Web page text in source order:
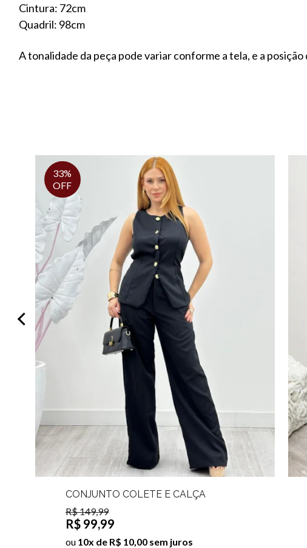
Cintura: 72cm
Quadril: 98cm
A tonalidade da peça pode variar conforme a tela, e a
33%
OFF
CONJUNTO COLETE E CALÇA
PANTALONA VIVIAN
R$ 149,99
R$ 99,99
ou 10x de R$ 10,00 sem juros